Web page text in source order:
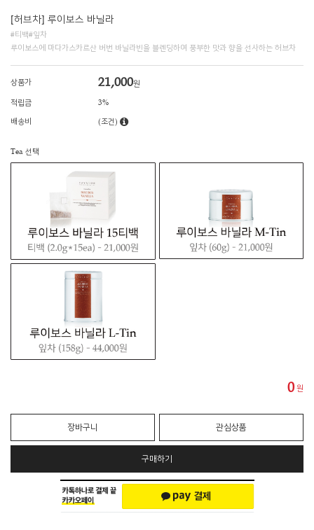
[허브차] 루이보스 바닐라
#티백#잎차
루이보스에 마다가스카르산 버번 바닐라빈을 블렌딩하여 풍부한 맛과 향을 선사하는 허브차
상품가 21,000원
적립금 3%
배송비 (조건)
Tea 선택
0 원
장바구니 관심상품
구매하기